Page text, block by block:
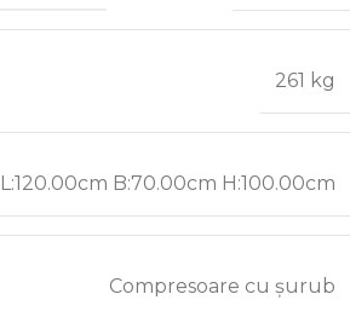
261 kg
L:120.00cm B:70.00cm H:100.00cm
Compresoare cu șurub